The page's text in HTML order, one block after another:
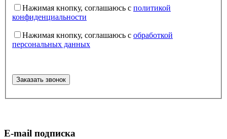
Нажимая кнопку, соглашаюсь с политикой
конфиденциальности
Нажимая кнопку, соглашаюсь с обработкой
персональных данных
E-mail подписка